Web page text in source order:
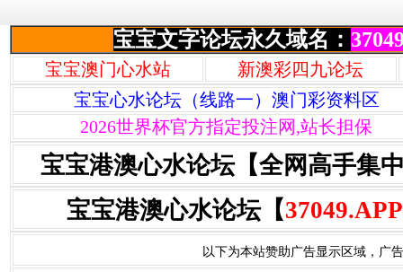
宝宝文字论坛永久域名：
宝宝澳门心水站
新澳彩四九论坛
宝宝心水论坛（线路一）澳门彩资料区
2026世界杯官方指定投注网,站长担保
宝宝港澳心水论坛【全网高手集
宝宝港澳心水论坛【37049.APP
以下为本站赞助广告显示区域，广